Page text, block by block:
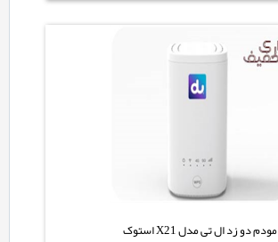
مودم دو زد ال تی مدل X21 استوک